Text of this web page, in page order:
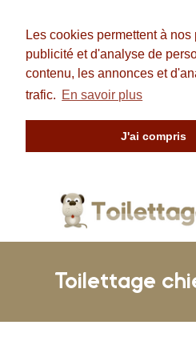
Les cookies permettent à
publicité et d'analyse de
contenu, les annonces et
trafic. En savoir plus
J'ai compris
Toilettage